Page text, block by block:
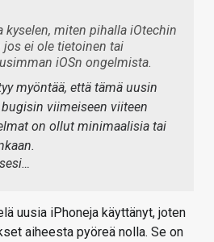
miten pihalla iOtechin
ei ole tietoinen tai
iOSn ongelmista.
myöntää, että tämä uusin
viimeiseen viiteen
on ollut minimaalisia tai
uusia iPhoneja käyttänyt, joten
aiheesta pyöreä nolla. Se on